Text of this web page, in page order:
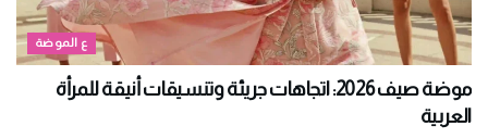
ع الموضة
موضة صيف 2026: اتجاهات جريئة وتنسيقات أنيقة للمرأة
العربية